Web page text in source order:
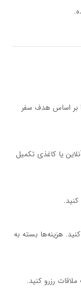
بر اساس هدف سفر
یا کاغذی تکمیل
هزینه‌ها بسته به
رزرو کنید.